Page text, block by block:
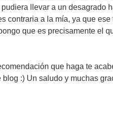
llevar a un desagrado
contraria a la mía, ya que
que es precisamente el
que haga te
:) Un saludo y muchas